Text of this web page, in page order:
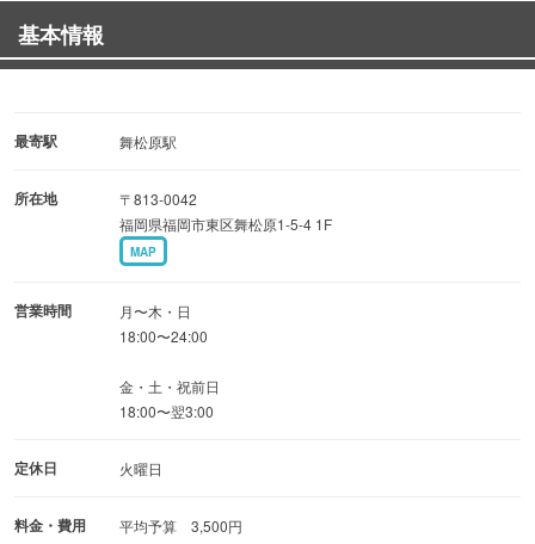
新鮮な素材を活かしたお刺身や旨味たっぷりの鍋料理、
季節ごとのおすすめメニューまで豊富にご用意。
店内はいつもワイワイと明るく、気取らず楽しめる雰囲気
友達や同僚との飲み会はもちろん、
家族でも気軽に立ち寄れる、アットホームなお店です！
元気なスタッフの笑顔と美味しい料理で、心もお腹も大満
基本情報
最寄駅 舞松原駅
所在地
〒813-0042
福岡県福岡市東区舞松原1-5-4 1F
MAP
営業時間
月〜木・日
18:00〜24:00
金・土・祝前日
18:00〜翌3:00
定休日 火曜日
料金・費用 平均予算 3,500円